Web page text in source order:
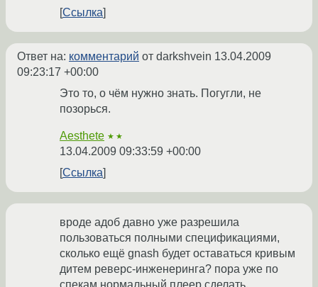
Ссылка
Ответ на: комментарий от darkshvein 13.04.2009
09:23:17 +00:00
Это то, о чём нужно знать. Погугли, не
позорься.
Aesthete ★★
13.04.2009 09:33:59 +00:00
Ссылка
вроде адоб давно уже разрешила
пользоваться полными спецификациями,
сколько ещё gnash будет оставаться кривым
дитем реверс-инженеринга? пора уже по